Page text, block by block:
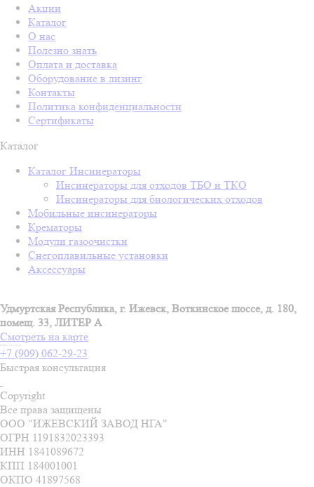
Акции
Каталог
О нас
Полезно знать
Оплата и доставка
Оборудование в лизинг
Контакты
Политика конфиденциальности
Сертификаты
Каталог
Каталог Инсинераторы
Инсинераторы для отходов ТБО и ТКО
Инсинераторы для биологических отходов
Мобильные инсинераторы
Крематоры
Модули газоочистки
Снегоплавильные установки
Аксессуары
Удмуртская Республика, г. Ижевск, Воткинское шоссе, д. 180,
помещ. 33, ЛИТЕР А
Смотреть на карте
Пн-Пт 07:00 - 18:00
+7 (909) 062-29-23
Быстрая консультация
Copyright
Все права защищены
ООО "ИЖЕВСКИЙ ЗАВОД НГА"
ОГРН 1191832023393
ИНН 1841089672
КПП 184001001
ОКПО 41897568